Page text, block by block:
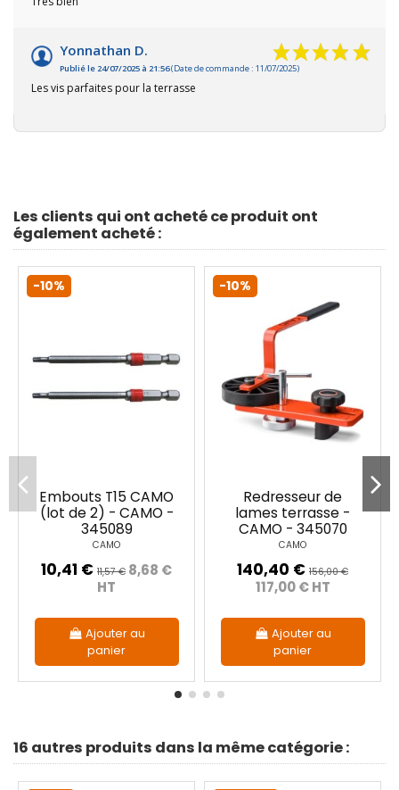
Yonnathan D.
Publié le 24/07/2025 à 21:56(Date de commande : 11/07/2025)
Les vis parfaites pour la terrasse
Les clients qui ont acheté ce produit ont
également acheté :
-10%
Embouts T15 CAMO
(lot de 2) - CAMO -
345089
CAMO
10,41 € 11,57 € 8,68 €
HT
Ajouter au
panier
-10%
Redresseur de
lames terrasse -
CAMO - 345070
CAMO
140,40 € 156,00 €
117,00 € HT
Ajouter au
panier
16 autres produits dans la même catégorie :